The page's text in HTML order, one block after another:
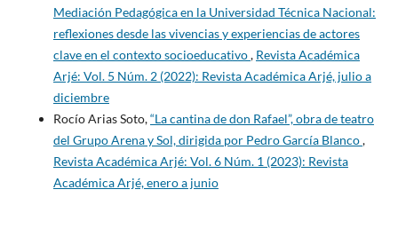
Mediación Pedagógica en la Universidad Técnica Nacional:
reflexiones desde las vivencias y experiencias de actores
clave en el contexto socioeducativo, Revista Académica
Arjé: Vol. 5 Núm. 2 (2022): Revista Académica Arjé, julio a
diciembre
Rocío Arias Soto,“La cantina de don Rafael”, obra de teatro
del Grupo Arena y Sol, dirigida por Pedro García Blanco,
Revista Académica Arjé: Vol. 6 Núm. 1 (2023): Revista
Académica Arjé, enero a junio